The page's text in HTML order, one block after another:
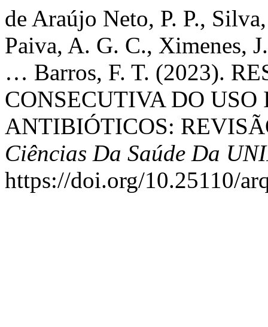
de Araújo Neto, P. P.,
Paiva, A. G. C., Ximenes,
… Barros, F. T. (2023).
CONSECUTIVA DO
ANTIBIÓTICOS:
Ciências Da Saúde Da
https://doi.org/10.25110/